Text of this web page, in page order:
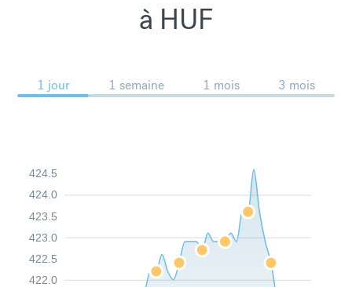
à HUF
1 jour 1 semaine 1 mois 3 mois
422.0
422.5
423.0
423.5
424.0
424.5